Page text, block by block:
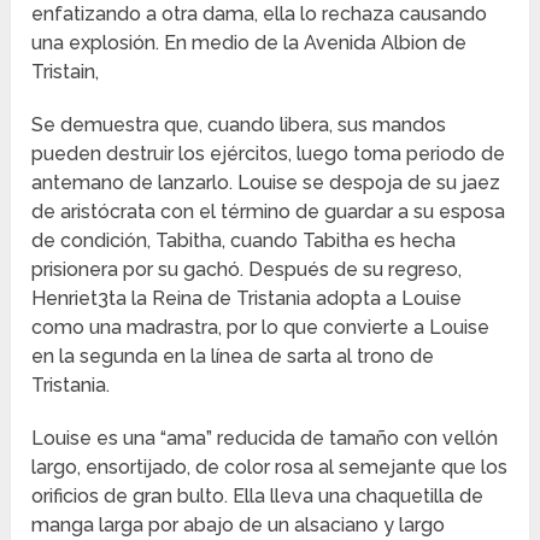
enfatizando a otra dama, ella lo rechaza causando
una explosión. En medio de la Avenida Albion de
Tristain,
Se demuestra que, cuando libera, sus mandos
pueden destruir los ejércitos, luego toma periodo de
antemano de lanzarlo. Louise se despoja de su jaez
de aristócrata con el término de guardar a su esposa
de condición, Tabitha, cuando Tabitha es hecha
prisionera por su gachó. Después de su regreso,
Henriet3ta la Reina de Tristania adopta a Louise
como una madrastra, por lo que convierte a Louise
en la segunda en la línea de sarta al trono de
Tristania.
Louise es una “ama” reducida de tamaño con vellón
largo, ensortijado, de color rosa al semejante que los
orificios de gran bulto. Ella lleva una chaquetilla de
manga larga por abajo de un alsaciano y largo